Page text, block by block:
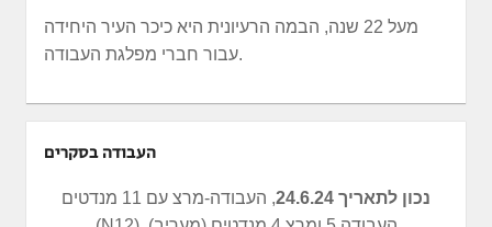
מעל 22 שנה, הבמה הרעיונית היא כיכר העיר היחידה
עבור חברי מפלגת העבודה.
העבודה בסקרים
נכון לתאריך 24.6.24
, העבודה-מרצ עם 11 מנדטים